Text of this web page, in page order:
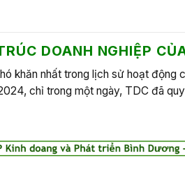
DOANH NGHIỆP
khăn nhất trong lịch sử hoạt động
chỉ trong một ngày, TDC đã